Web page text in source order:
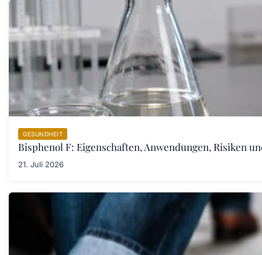
GESUNDHEIT
Bisphenol F: Eigenschaften, Anwendungen, Risiken
21. Juli 2026